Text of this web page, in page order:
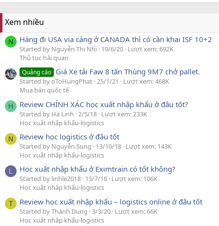
Xem nhiều
N Hàng đi USA via cảng ở CANADA thì có cần khai ISF 10+2
Started by Nguyễn Thị Nhi 19/6/20 Lượt xem: 692K
Thủ tục hải quan
Quảng cáo Giá Xe tải Faw 8 tấn Thùng 9M7 chở pallet.
Started by oToHungPhat 25/1/21
Lượt xem: 468K
Mua bán quốc tế
H Review CHÍNH XÁC học xuất nhập khẩu ở đâu tốt?
Started by Hà Linh 2/5/18 Lượt xem: 233K
Học xuất nhập khẩu-logistics
N Review học logistics ở đâu tốt
Started by Nguyễn Sung 13/10/18 Lượt xem: 143K
Học xuất nhập khẩu-logistics
L Học xuất nhập khẩu ở Eximtrain có tốt không?
Started by linhle2018 13/7/18 Lượt xem: 106K
Học xuất nhập khẩu-logistics
T Review học xuất nhập khẩu – logistics online ở đâu tốt
Started by Thành Dung 3/3/20 Lượt xem: 66K
Học xuất nhập khẩu-logistics